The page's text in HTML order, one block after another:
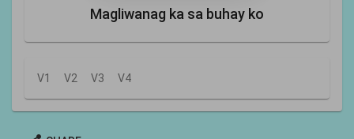
Magliwanag ka sa buhay ko
V1 V2 V3 V4